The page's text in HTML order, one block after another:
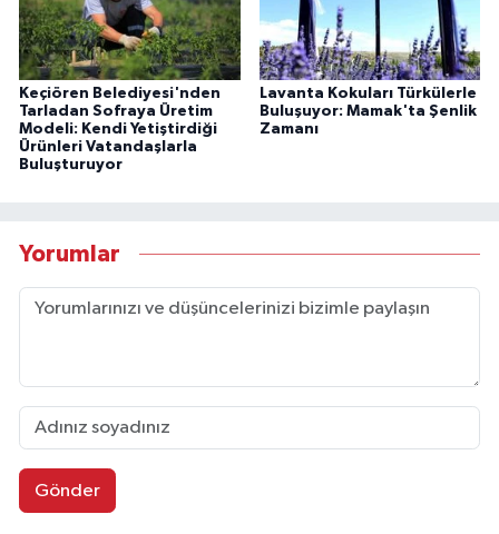
Keçiören Belediyesi'nden
Tarladan Sofraya Üretim
Modeli: Kendi Yetiştirdiği
Ürünleri Vatandaşlarla
Buluşturuyor
Lavanta Kokuları Türkülerle
Buluşuyor: Mamak'ta Şenlik
Zamanı
Yorumlar
Gönder